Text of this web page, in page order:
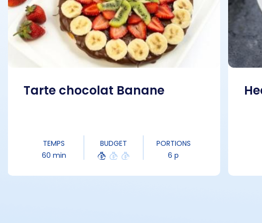
Tarte chocolat Banane
TEMPS
60 min
BUDGET
PORTIONS
6 p